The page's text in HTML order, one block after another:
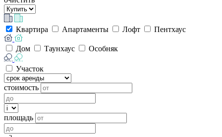
Квартира Апартаменты Лофт Пентхаус
Дом Таунхаус Особняк
Участок
стоимость
площадь